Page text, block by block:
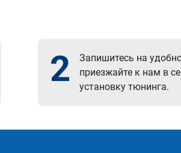
2
Запишитесь на
приезжайте к нам в
установку тюнинга.